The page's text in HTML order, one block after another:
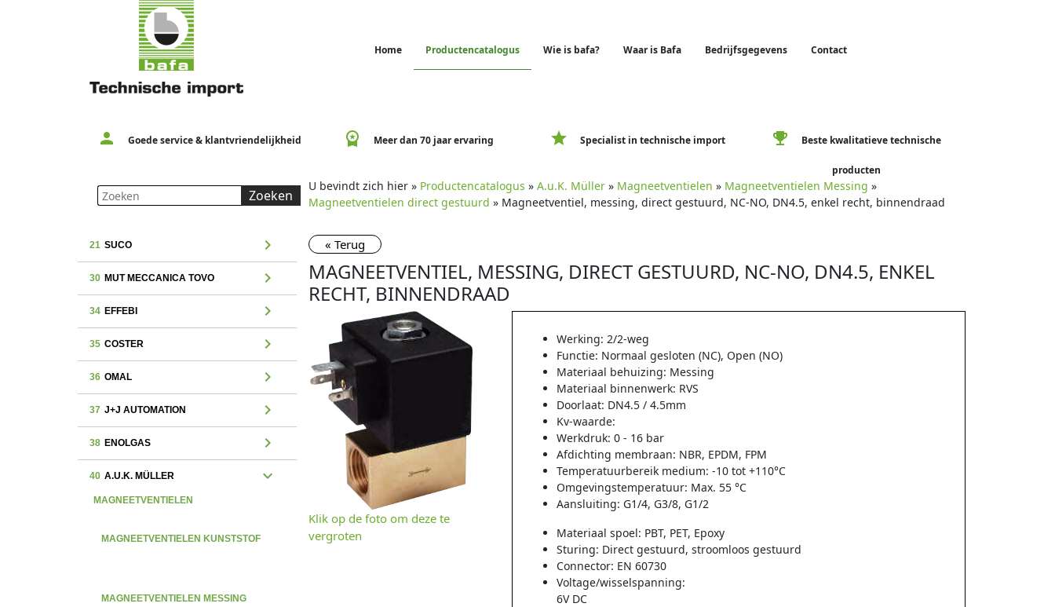
Home Productencatalogus Wie is bafa? Waar is Bafa Bedrijfsgegevens Contact
person Goede service & klantvriendelijkheid workspace_premium Meer dan 70 jaar ervaring star Specialist in technische import emoji_events Beste kwalitatieve technische
producten
Zoeken
21 SUCO chevron_right
30 MUT MECCANICA TOVO chevron_right
34 EFFEBI chevron_right
35 COSTER chevron_right
36 OMAL chevron_right
37 J+J AUTOMATION chevron_right
38 ENOLGAS chevron_right
40 A.U.K. MÜLLER expand_more
MAGNEETVENTIELEN
MAGNEETVENTIELEN KUNSTSTOF
MAGNEETVENTIELEN MESSING
U bevindt zich hier » Productencatalogus » A.u.K. Müller » Magneetventielen » Magneetventielen Messing »
Magneetventielen direct gestuurd » Magneetventiel, messing, direct gestuurd, NC-NO, DN4.5, enkel recht, binnendraad
« Terug
MAGNEETVENTIEL, MESSING, DIRECT GESTUURD, NC-NO, DN4.5, ENKEL
RECHT, BINNENDRAAD
Klik op de foto om deze te
vergroten
Werking: 2/2-weg
Functie: Normaal gesloten (NC), Open (NO)
Materiaal behuizing: Messing
Materiaal binnenwerk: RVS
Doorlaat: DN4.5 / 4.5mm
Kv-waarde:
Werkdruk: 0 - 16 bar
Afdichting membraan: NBR, EPDM, FPM
Temperatuurbereik medium: -10 tot +110°C
Omgevingstemperatuur: Max. 55 °C
Aansluiting: G1/4, G3/8, G1/2
Materiaal spoel: PBT, PET, Epoxy
Sturing: Direct gestuurd, stroomloos gestuurd
Connector: EN 60730
Voltage/wisselspanning:
6V DC